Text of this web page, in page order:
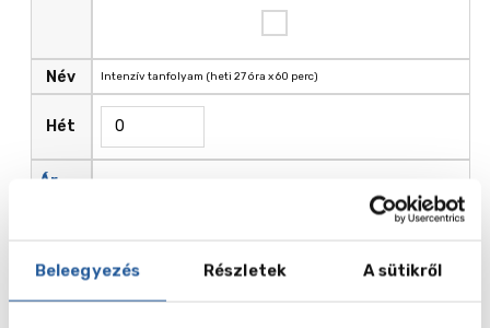
Beleegyezés Részletek A sütikről
Név
Hét
Ár ,
Intenzív tanfolyam (heti 27 óra x 60 perc)